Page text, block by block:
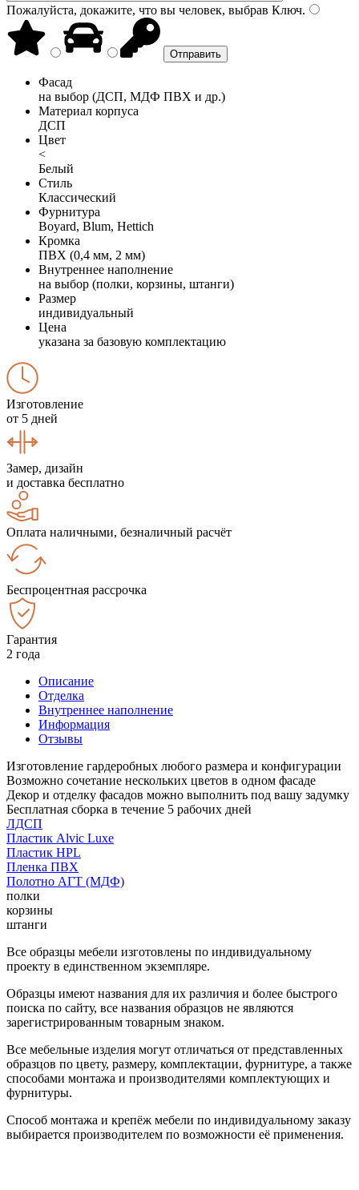
Пожалуйста, докажите, что вы человек, выбрав Ключ.
Фасад
на выбор (ДСП, МДФ ПВХ и др.)
Материал корпуса
ДСП
Цвет
<
Белый
Стиль
Классический
Фурнитура
Boyard, Blum, Hettich
Кромка
ПВХ (0,4 мм, 2 мм)
Внутреннее наполнение
на выбор (полки, корзины, штанги)
Размер
индивидуальный
Цена
указана за базовую комплектацию
Изготовление
от 5 дней
Замер, дизайн
и доставка бесплатно
Оплата наличными, безналичный расчёт
Беспроцентная рассрочка
Гарантия
2 года
Описание
Отделка
Внутреннее наполнение
Информация
Отзывы
Изготовление гардеробных любого размера и конфигурации
Возможно сочетание нескольких цветов в одном фасаде
Декор и отделку фасадов можно выполнить под вашу задумку
Бесплатная сборка в течение 5 рабочих дней
ЛДСП
Пластик Alvic Luxe
Пластик HPL
Пленка ПВХ
Полотно АГТ (МДФ)
полки
корзины
штанги
Все образцы мебели изготовлены по индивидуальному
проекту в единственном экземпляре.
Образцы имеют названия для их различия и более быстрого
поиска по сайту, все названия образцов не являются
зарегистрированным товарным знаком.
Все мебельные изделия могут отличаться от представленных
образцов по цвету, размеру, комплектации, фурнитуре, а также
способами монтажа и производителями комплектующих и
фурнитуры.
Способ монтажа и крепёж мебели по индивидуальному заказу
выбирается производителем по возможности её применения.